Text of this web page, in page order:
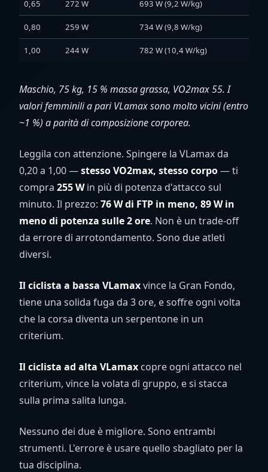
0,65 272 W 693 W (9,2 W/kg)
0,80 259 W 734 W (9,8 W/kg)
1,00 244 W 782 W (10,4 W/kg)
Maschio, 75 kg, 15 % massa grassa, VO2max 55. I
valori femminili a pari VLamax sono molto vicini (entro
~1 %) a parità di composizione corporea.
Leggila con attenzione. Spingere la VLamax da
0,20 a 1,00 —stesso VO2max, stesso corpo— ti
compra 255 Win più di potenza d'attacco sul
minuto. Il prezzo: 76 W di FTP in meno, 89 W in
meno di potenza sulle 2 ore. Non è un trade-off
da errore di arrotondamento. Sono due atleti
diversi.
Il ciclista a bassa VLamaxvince la Gran Fondo,
tiene una solida fuga da 3 ore, e soffre ogni volta
che la corsa diventa un serpentone in un
criterium.
Il ciclista ad alta VLamax copre ogni attacco nel
criterium, vince la volata di gruppo, e si stacca
sulla prima salita lunga.
Nessuno dei due è migliore. Sono entrambi
strumenti. L'errore è usare quello sbagliato per la
tua disciplina.